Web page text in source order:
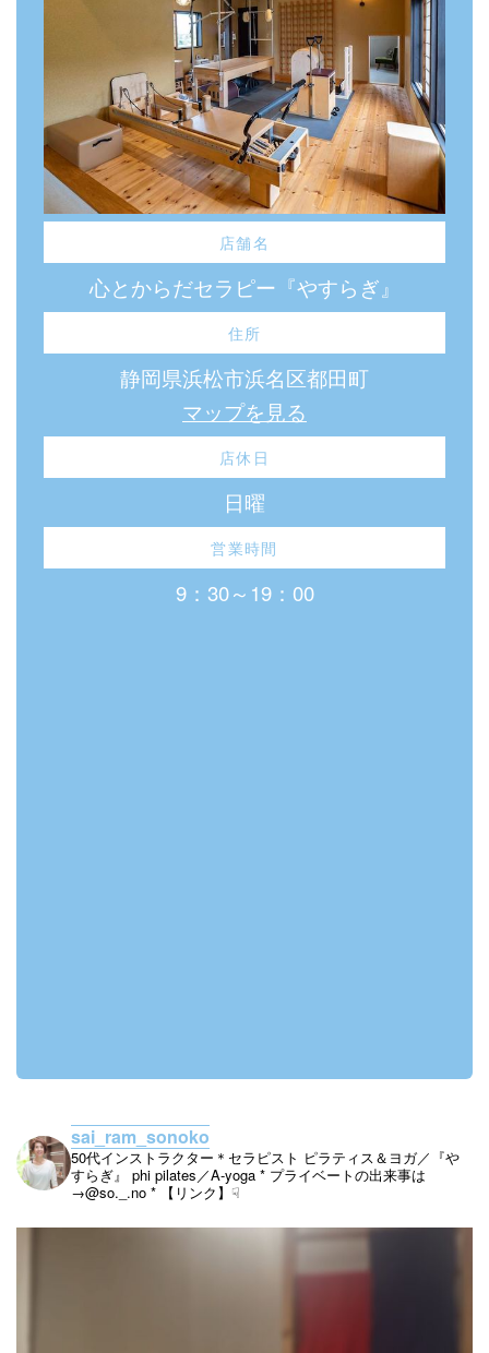
店舗名
心とからだセラピー『やすらぎ』
住所
静岡県浜松市浜名区都田町
マップを見る
店休日
日曜
営業時間
9：30～19：00
sai_ram_sonoko
50代インストラクター＊セラピスト ピラティス＆ヨガ／『や
すらぎ』
phi pilates／A-yoga * プライベートの出来事は
→@so._.no * 【リンク】☟